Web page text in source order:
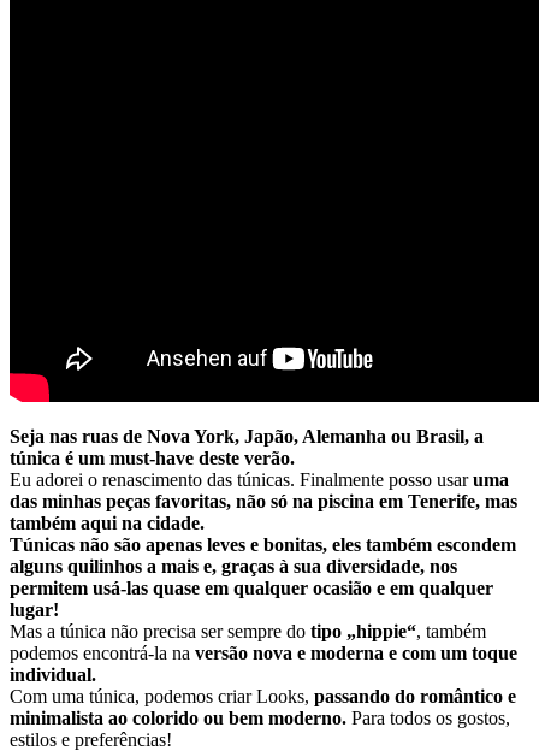
Seja nas ruas de Nova York, Japão, Alemanha ou Brasil, a
túnica é um must-have deste verão.
Eu adorei o renascimento das túnicas. Finalmente posso usaruma
das minhas peças favoritas, não só na piscina em Tenerife, mas
também aqui na cidade.
Túnicas não são apenas leves e bonitas, eles também escondem
alguns quilinhos a mais e, graças à sua diversidade, nos
permitem usá-las quase em qualquer ocasião e em qualquer
lugar!
Mas a túnica não precisa ser sempre do tipo „hippie“, também
podemos encontrá-la na versão nova e moderna e com um toque
individual.
Com uma túnica, podemos criar Looks, passando do romântico e
minimalista ao colorido ou bem moderno. Para todos os gostos,
estilos e preferências!